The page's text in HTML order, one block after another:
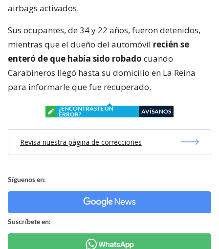
airbags activados.
Sus ocupantes, de 34 y 22 años, fueron detenidos,
mientras que el dueño del automóvil recién se
enteró de que había sido robado cuando
Carabineros llegó hasta su domicilio en La Reina
para informarle que fue recuperado.
¿ENCONTRASTE UN
ERROR?
AVÍSANOS
Revisa nuestra página de correcciones
Síguenos en:
Suscríbete en: